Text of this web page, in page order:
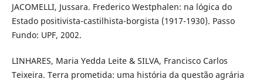
JACOMELLI, Jussara. Frederico Westphalen: na lógica do
Estado positivista-castilhista-borgista (1917-1930). Passo
Fundo: UPF, 2002.
LINHARES, Maria Yedda Leite & SILVA, Francisco Carlos
Teixeira. Terra prometida: uma história da questão agrária